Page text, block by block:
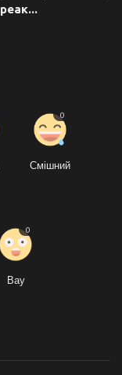
Смішний
0
Вау
0